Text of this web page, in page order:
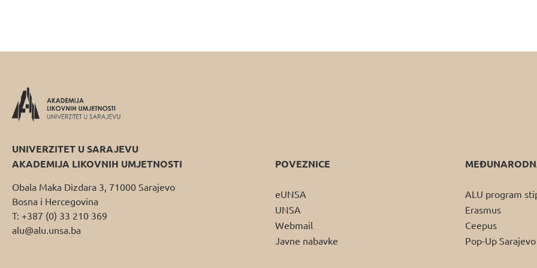
UNIVERZITET U SARAJEVU
AKADEMIJA LIKOVNIH UMJETNOSTI
Obala Maka Dizdara 3, 71000 Sarajevo
Bosna i Hercegovina
T: +387 (0) 33 210 369
alu@alu.unsa.ba
POVEZNICE
eUNSA
UNSA
Webmail
Javne nabavke
ALU program
Erasmus
Ceepus
Pop-Up Sarajevo